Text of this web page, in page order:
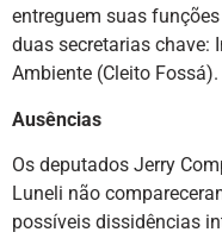
entreguem suas
duas secretarias chave:
Ambiente (Cleito Fossá).
Ausências
Os deputados Jerry
Luneli não
possíveis dissidências